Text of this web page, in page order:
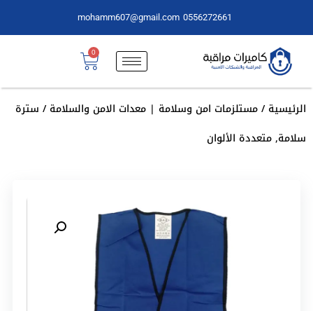
0556272661
mohamm607@gmail.com
0
الرئيسية/مستلزمات امن وسلامة | معدات الامن والسلامة/ سترة
سلامة, متعددة الألوان